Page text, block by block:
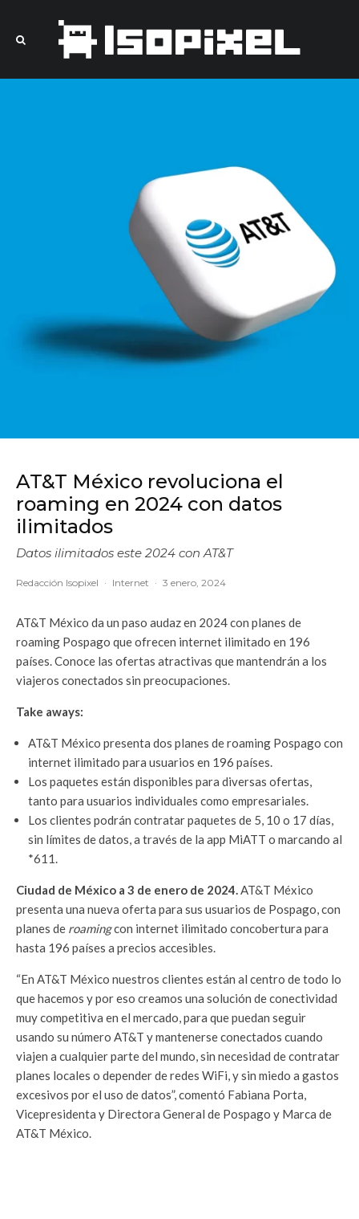
AT&T México revoluciona el
roaming en 2024 con datos
ilimitados
Datos ilimitados este 2024 con AT&T
Redacción Isopixel · Internet · 3 enero, 2024
AT&T México da un paso audaz en 2024 con planes de
roaming Pospago que ofrecen internet ilimitado en 196
países. Conoce las ofertas atractivas que mantendrán a los
viajeros conectados sin preocupaciones.
Take aways:
AT&T México presenta dos planes de roaming Pospago con
internet ilimitado para usuarios en 196 países.
Los paquetes están disponibles para diversas ofertas,
tanto para usuarios individuales como empresariales.
Los clientes podrán contratar paquetes de 5, 10 o 17 días,
sin límites de datos, a través de la app MiATT o marcando al
*611.
Ciudad de México a 3 de enero de 2024.AT&T México
presenta una nueva oferta para sus usuarios de Pospago, con
planes de roamingcon internet ilimitado concobertura para
hasta 196 países a precios accesibles.
“En AT&T México nuestros clientes están al centro de todo lo
que hacemos y por eso creamos una solución de conectividad
muy competitiva en el mercado, para que puedan seguir
usando su número AT&T y mantenerse conectados cuando
viajen a cualquier parte del mundo, sin necesidad de contratar
planes locales o depender de redes WiFi, y sin miedo a gastos
excesivos por el uso de datos”, comentó Fabiana Porta,
Vicepresidenta y Directora General de Pospago y Marca de
AT&T México.